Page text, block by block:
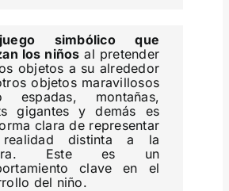
juego simbólico que
los niños al pretender
objetos a su alrededor
objetos maravillosos
espadas, montañas,
gigantes y demás es
clara de representar
distinta a la
Este es un
clave en el
del niño.